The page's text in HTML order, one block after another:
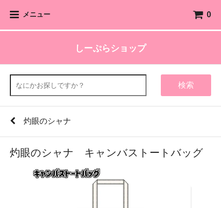
メニュー 0
しーぷらショップ
検索
灼眼のシャナ
灼眼のシャナ キャンバストートバッグ